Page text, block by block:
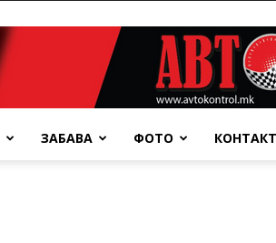
ЗАБАВА ФОТО КОНТАКТ